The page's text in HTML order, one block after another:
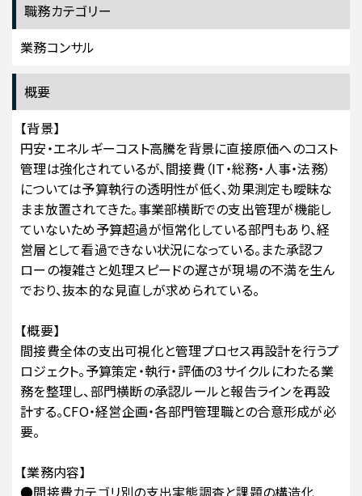
職務カテゴリー
業務コンサル
概要
【背景】
円安・エネルギーコスト高騰を背景に直接原価へのコスト
管理は強化されているが、間接費（IT・総務・人事・法務）
については予算執行の透明性が低く、効果測定も曖昧な
まま放置されてきた。事業部横断での支出管理が機能し
ていないため予算超過が恒常化している部門もあり、経
営層として看過できない状況になっている。また承認フ
ローの複雑さと処理スピードの遅さが現場の不満を生ん
でおり、抜本的な見直しが求められている。
【概要】
間接費全体の支出可視化と管理プロセス再設計を行うプ
ロジェクト。予算策定・執行・評価の3サイクルにわたる業
務を整理し、部門横断の承認ルールと報告ラインを再設
計する。CFO・経営企画・各部門管理職との合意形成が必
要。
【業務内容】
●間接費カテゴリ別の支出実態調査と課題の構造化